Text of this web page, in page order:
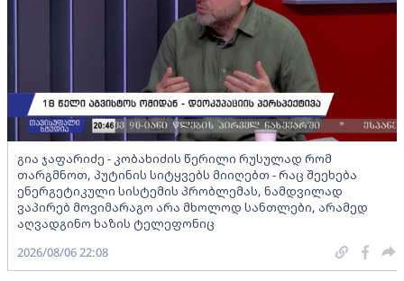
გია ჯაფარიძე - კობახიძის წერილი რუსულად რომ
თარგმნოთ, პუტინის სიტყვებს მიიღებთ - რაც შეეხება
ენერგეტიკული სისტემის პრობლემას, ნამდვილად
ვაპირებ მოვიმარაგო არა მხოლოდ სანთლები, არამედ
აღვადგინო ხაზის ტელეფონიც
2026/08/06 22:08